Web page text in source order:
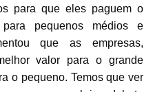
para que eles paguem o
pequenos médios e
que as empresas,
valor para o grande
o pequeno. Temos que ver